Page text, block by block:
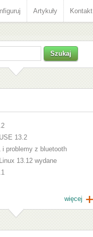
Artykuły Kontakt
13.2
i problemy z bluetooth
13.12 wydane
więcej